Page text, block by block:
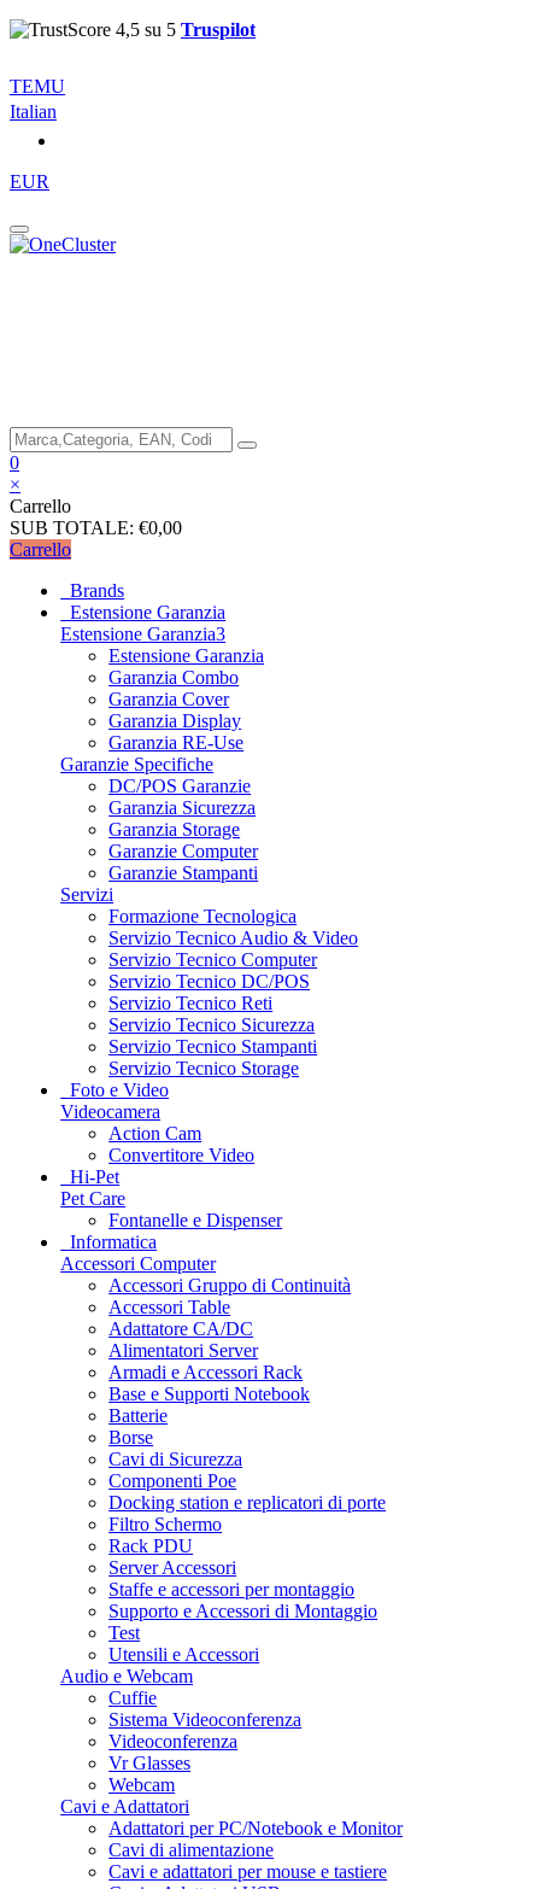
Truspilot
TEMU
Italian
EUR
0
×
Carrello
SUB TOTALE: €0,00
Carrello
Brands
Estensione Garanzia
Estensione Garanzia3
Estensione Garanzia
Garanzia Combo
Garanzia Cover
Garanzia Display
Garanzia RE-Use
Garanzie Specifiche
DC/POS Garanzie
Garanzia Sicurezza
Garanzia Storage
Garanzie Computer
Garanzie Stampanti
Servizi
Formazione Tecnologica
Servizio Tecnico Audio & Video
Servizio Tecnico Computer
Servizio Tecnico DC/POS
Servizio Tecnico Reti
Servizio Tecnico Sicurezza
Servizio Tecnico Stampanti
Servizio Tecnico Storage
Foto e Video
Videocamera
Action Cam
Convertitore Video
Hi-Pet
Pet Care
Fontanelle e Dispenser
Informatica
Accessori Computer
Accessori Gruppo di Continuità
Accessori Table
Adattatore CA/DC
Alimentatori Server
Armadi e Accessori Rack
Base e Supporti Notebook
Batterie
Borse
Cavi di Sicurezza
Componenti Poe
Docking station e replicatori di porte
Filtro Schermo
Rack PDU
Server Accessori
Staffe e accessori per montaggio
Supporto e Accessori di Montaggio
Test
Utensili e Accessori
Audio e Webcam
Cuffie
Sistema Videoconferenza
Videoconferenza
Vr Glasses
Webcam
Cavi e Adattatori
Adattatori per PC/Notebook e Monitor
Cavi di alimentazione
Cavi e adattatori per mouse e tastiere